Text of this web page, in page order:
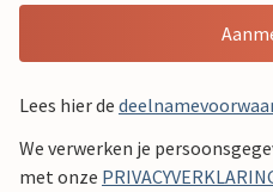
Lees hier de
We verwerken je
met onze